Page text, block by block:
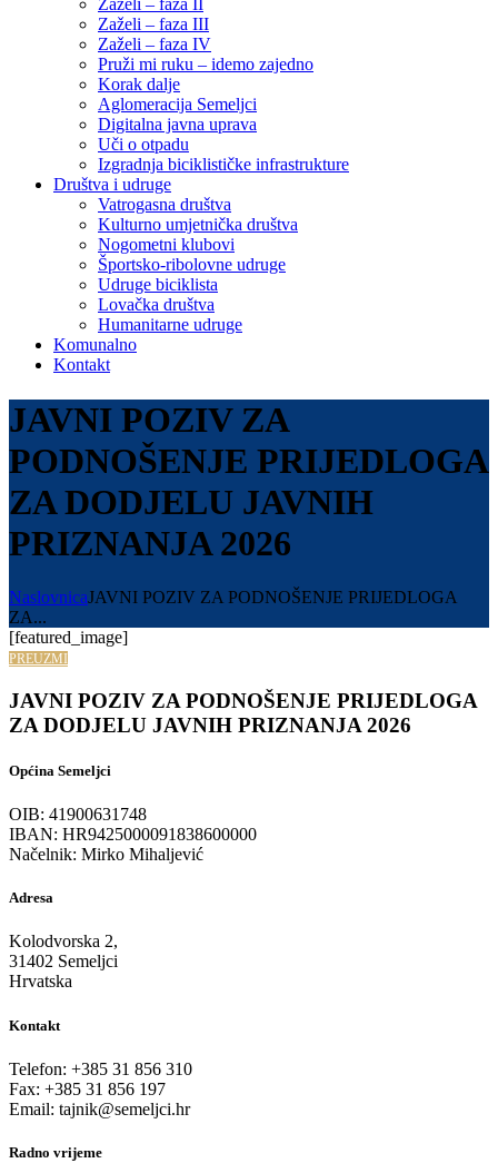
Zaželi – faza II
Zaželi – faza III
Zaželi – faza IV
Pruži mi ruku – idemo zajedno
Korak dalje
Aglomeracija Semeljci
Digitalna javna uprava
Uči o otpadu
Izgradnja biciklističke infrastrukture
Društva i udruge
Vatrogasna društva
Kulturno umjetnička društva
Nogometni klubovi
Športsko-ribolovne udruge
Udruge biciklista
Lovačka društva
Humanitarne udruge
Komunalno
Kontakt
JAVNI POZIV ZA
PODNOŠENJE PRIJEDLOGA
ZA DODJELU JAVNIH
PRIZNANJA 2026
NaslovnicaJAVNI POZIV ZA PODNOŠENJE PRIJEDLOGA
ZA...
[featured_image]
PREUZMI
JAVNI POZIV ZA PODNOŠENJE PRIJEDLOGA
ZA DODJELU JAVNIH PRIZNANJA 2026
Općina Semeljci
OIB: 41900631748
IBAN: HR9425000091838600000
Načelnik: Mirko Mihaljević
Adresa
Kolodvorska 2,
31402 Semeljci
Hrvatska
Kontakt
Telefon: +385 31 856 310
Fax: +385 31 856 197
Email: tajnik@semeljci.hr
Radno vrijeme